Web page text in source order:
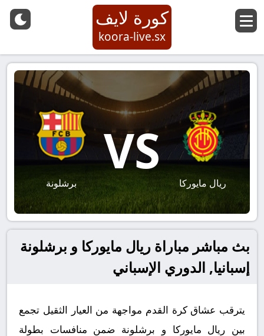
كورة لايف
koora-live.sx
ريال مايوركا
VS
برشلونة
بث مباشر مباراة ريال مايوركا و برشلونة
إسبانيا, الدوري الإسباني
يترقب عشاق كرة القدم مواجهة من العيار الثقيل تجمع
بين ريال مايوركا و برشلونة ضمن منافسات بطولة